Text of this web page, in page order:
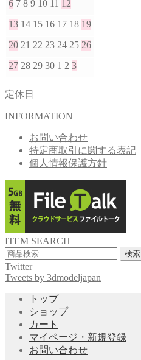
6 7 8 9 10 11 12
13 14 15 16 17 18 19
20 21 22 23 24 25 26
27 28 29 30 1 2 3
定休日
INFORMATION
お問い合わせ
特定商取引に関する表記
個人情報保護方針
ITEM SEARCH
検
索
対
検索
Twitter
Tweets by 3dmodeljapan
トップ
ショップ
カート
マイページ・新規登録
お問い合わせ